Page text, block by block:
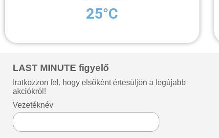
25°C
LAST MINUTE figyelő
Iratkozzon fel, hogy elsőként értesüljön a legújabb
akciókról!
Vezetéknév